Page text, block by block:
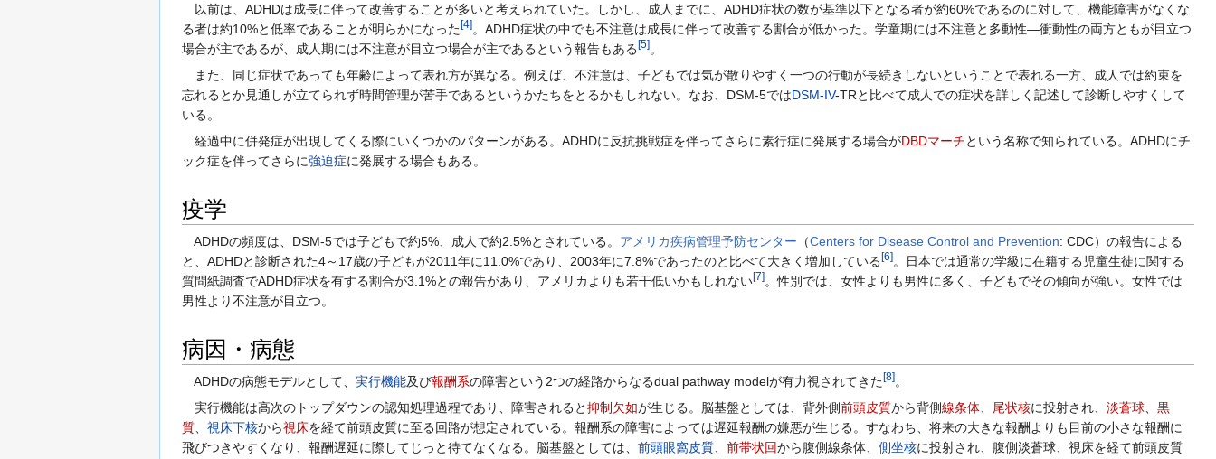
以前は、ADHDは成長に伴って改善することが多いと考えられていた。しかし、成人までに、ADHD症状の数が基準以下となる者が約60%であるのに対して、機能障害がなくな
る者は約10%と低率であることが明らかになった[4] 。ADHD症状の中でも不注意は成長に伴って改善する割合が低かった。学童期には不注意と多動性―衝動性の両方ともが目立つ
場合が主であるが、成人期には不注意が目立つ場合が主であるという報告もある [5] 。
また、同じ症状であっても年齢によって表れ方が異なる。例えば、不注意は、子どもでは気が散りやすく一つの行動が長続きしないということで表れる一方、成人では約束を
忘れるとか見通しが立てられず時間管理が苦手であるというかたちをとるかもしれない。なお、DSM-5ではDSM-IV-TRと比べて成人での症状を詳しく記述して診断しやすくして
いる。
経過中に併発症が出現してくる際にいくつかのパターンがある。ADHDに反抗挑戦症を伴ってさらに素行症に発展する場合がDBDマーチという名称で知られている。ADHDにチ
ック症を伴ってさらに強迫症に発展する場合もある。
疫学
ADHDの頻度は、DSM-5では子どもで約5%、成人で約2.5%とされている。 アメリカ疾病管理予防センター （Centers for Disease Control and Prevention: CDC）の報告による
と、ADHDと診断された4～17歳の子どもが2011年に11.0%であり、2003年に7.8%であったのと比べて大きく増加している [6] 。日本では通常の学級に在籍する児童生徒に関する
質問紙調査でADHD症状を有する割合が3.1%との報告があり、アメリカよりも若干低いかもしれない[7] 。性別では、女性よりも男性に多く、子どもでその傾向が強い。女性では
男性より不注意が目立つ。
病因・病態
ADHDの病態モデルとして、 実行機能及び報酬系の障害という2つの経路からなるdual pathway modelが有力視されてきた[8] 。
実行機能は高次のトップダウンの認知処理過程であり、障害されると抑制欠如が生じる。脳基盤としては、背外側前頭皮質から背側線条体 尾状核に投射され、 淡蒼球
黒
質
視床下核から視床を経て前頭皮質に至る回路が想定されている。報酬系の障害によっては遅延報酬の嫌悪が生じる。すなわち、将来の大きな報酬よりも目前の小さな報酬に
飛びつきやすくなり、報酬遅延に際してじっと待てなくなる。脳基盤としては、 前頭眼窩皮質 前帯状回から腹側線条体、 側坐核に投射され、腹側淡蒼球、視床を経て前頭皮質